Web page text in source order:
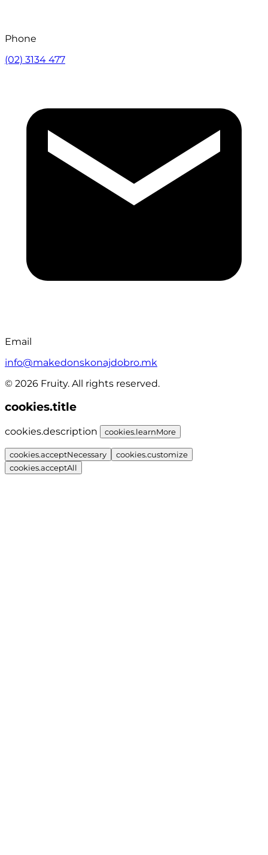
Phone
(02) 3134 477
Email
info@makedonskonajdobro.mk
© 2026 Fruity. All rights reserved.
cookies.title
cookies.description cookies.learnMore
cookies.acceptNecessary
cookies.customize
cookies.acceptAll